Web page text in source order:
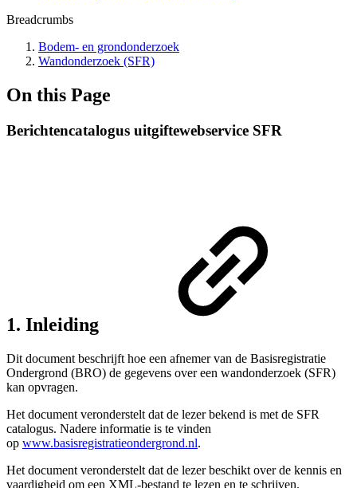
Breadcrumbs
Bodem- en grondonderzoek
Wandonderzoek (SFR)
On this Page
Berichtencatalogus uitgiftewebservice SFR
1. Inleiding
Dit document beschrijft hoe een afnemer van de Basisregistratie
Ondergrond (BRO) de gegevens over een wandonderzoek (SFR)
kan opvragen.
Het document veronderstelt dat de lezer bekend is met de SFR
catalogus. Nadere informatie is te vinden
op www.basisregistratieondergrond.nl.
Het document veronderstelt dat de lezer beschikt over de kennis en
vaardigheid om een XML-bestand te lezen en te schrijven.